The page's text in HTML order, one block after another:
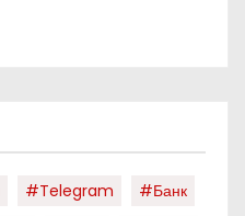
#telegram
#банк